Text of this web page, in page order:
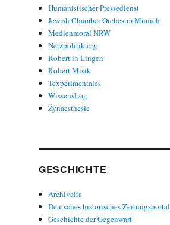
Humanistischer Pressedienst
Jewish Chamber Orchestra Munich
Medienmoral NRW
Netzpolitik.org
Robert in Lingen
Robert Misik
Texperimentales
WissensLog
Zynaesthesie
GESCHICHTE
Archivalia
Deutsches historisches Zeitungsportal
Geschichte der Gegenwart